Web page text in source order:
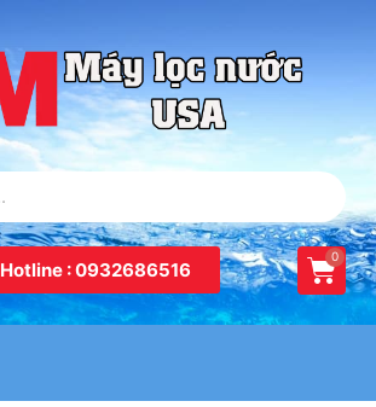
Hotline : 0932686516